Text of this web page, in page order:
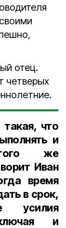
отец.
четверых
что
и
же
Иван
время
в срок,
усилия
и